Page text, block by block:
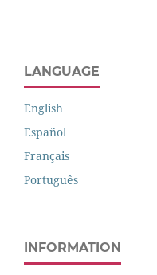
LANGUAGE
English
Español
Français
Português
INFORMATION